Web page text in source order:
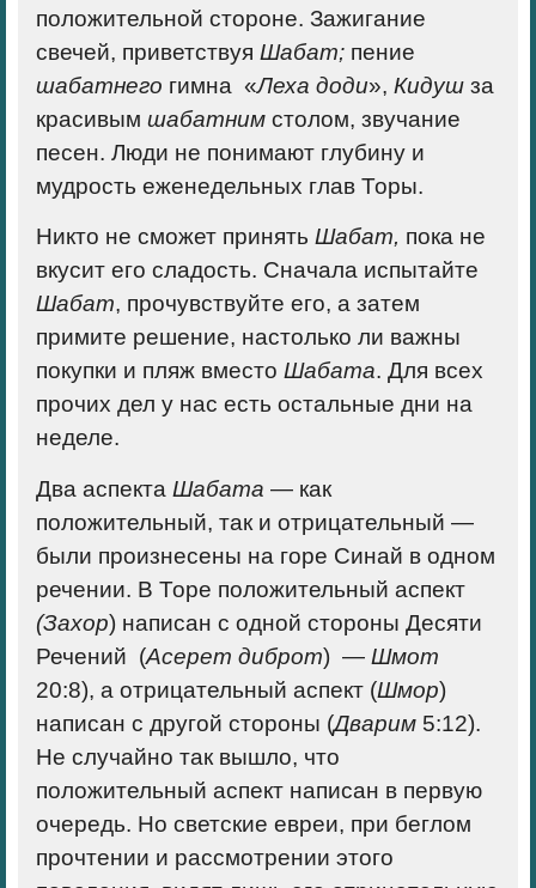
положительной стороне. Зажигание
свечей, приветствуя Шабат; пение
шабатнего гимна «Леха доди», Кидуш за
красивым шабатним столом, звучание
песен. Люди не понимают глубину и
мудрость еженедельных глав Торы.
Никто не сможет принять Шабат, пока не
вкусит его сладость. Сначала испытайте
Шабат, прочувствуйте его, а затем
примите решение, настолько ли важны
покупки и пляж вместо Шабата. Для всех
прочих дел у нас есть остальные дни на
неделе.
Два аспекта Шабата — как
положительный, так и отрицательный —
были произнесены на горе Синай в одном
речении. В Торе положительный аспект
(Захор) написан с одной стороны Десяти
Речений (Асерет диброт) — Шмот
20:8), а отрицательный аспект (Шмор)
написан с другой стороны (Дварим 5:12).
Не случайно так вышло, что
положительный аспект написан в первую
очередь. Но светские евреи, при беглом
прочтении и рассмотрении этого